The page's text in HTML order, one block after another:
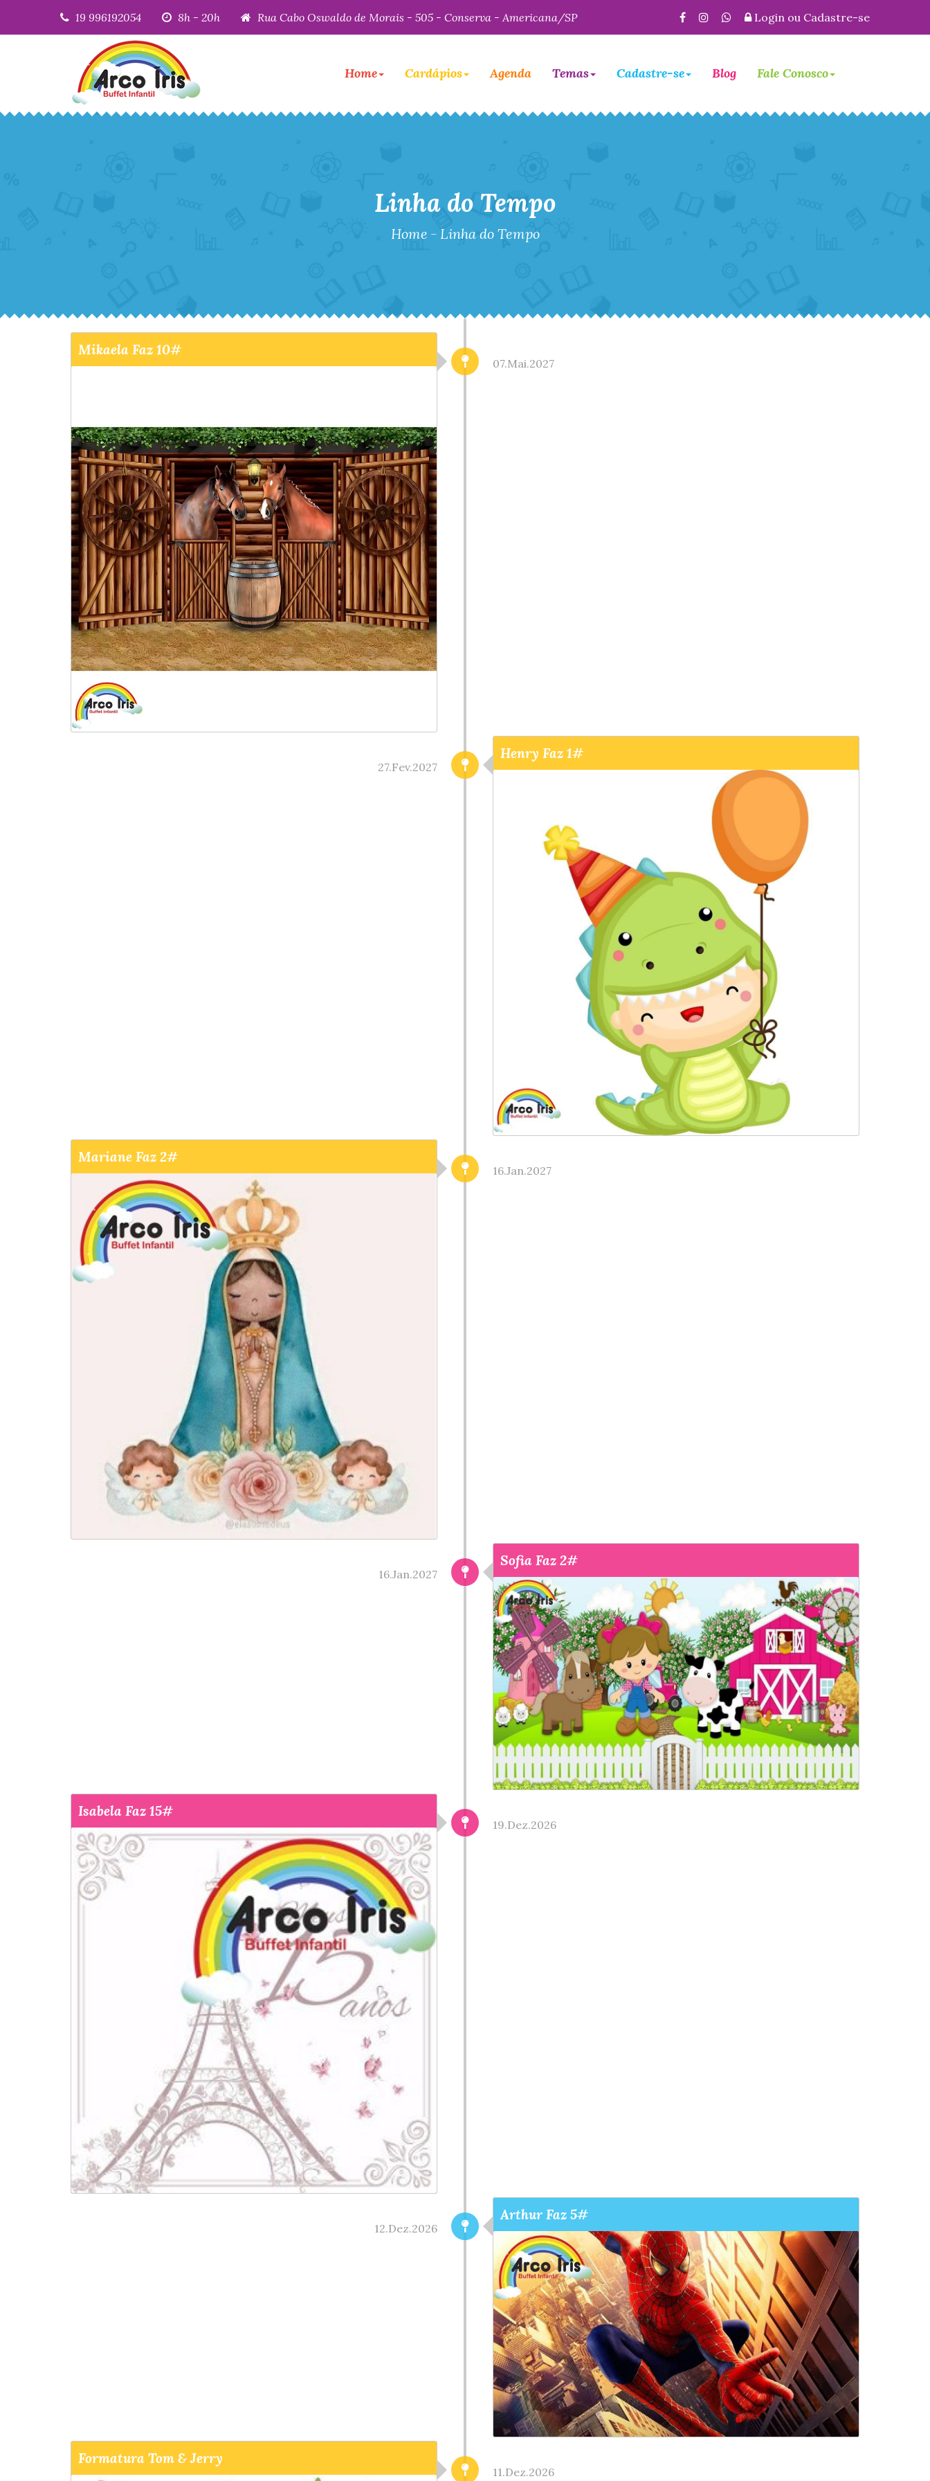
19 996192054 8h - 20h Rua Cabo Oswaldo de Morais - 505 - Conserva - Americana/SP Login ou Cadastre-se
Home Cardápios Agenda Temas Cadastre-se Blog Fale Conosco
Linha do Tempo
Home - Linha do Tempo
07.Mai.2027
Mikaela Faz 10#
27.Fev.2027
Henry Faz 1#
16.Jan.2027
Mariane Faz 2#
16.Jan.2027
Sofia Faz 2#
19.Dez.2026
Isabela Faz 15#
12.Dez.2026
Arthur Faz 5#
11.Dez.2026
Formatura Tom & Jerry